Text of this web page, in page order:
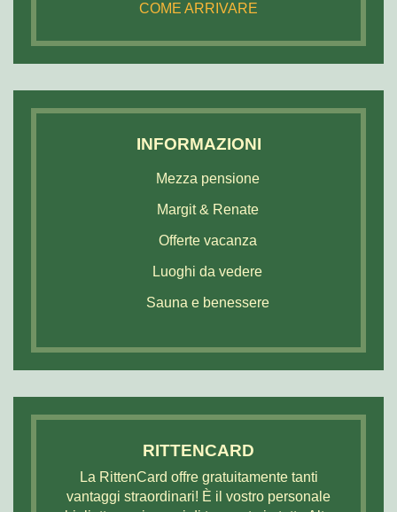
COME ARRIVARE
INFORMAZIONI
Mezza pensione
Margit & Renate
Offerte vacanza
Luoghi da vedere
Sauna e benessere
RITTENCARD
La RittenCard offre gratuitamente tanti
vantaggi straordinari! È il vostro personale